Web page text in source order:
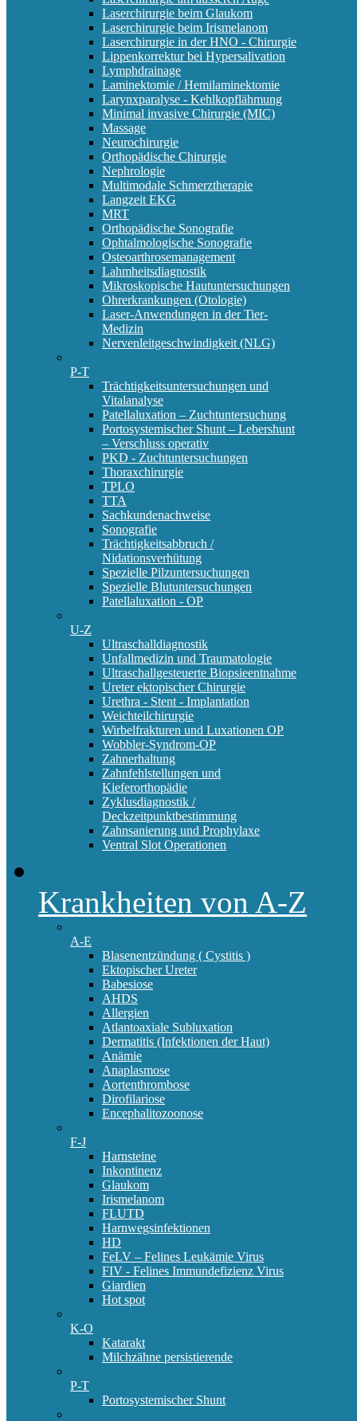
Laserchirurgie beim Glaukom
Laserchirurgie beim Irismelanom
Laserchirurgie in der HNO - Chirurgie
Lippenkorrektur bei Hypersalivation
Lymphdrainage
Laminektomie / Hemilaminektomie
Larynxparalyse - Kehlkopflähmung
Minimal invasive Chirurgie (MIC)
Massage
Neurochirurgie
Orthopädische Chirurgie
Nephrologie
Multimodale Schmerztherapie
Langzeit EKG
MRT
Orthopädische Sonografie
Ophtalmologische Sonografie
Osteoarthrosemanagement
Lahmheitsdiagnostik
Mikroskopische Hautuntersuchungen
Ohrerkrankungen (Otologie)
Laser-Anwendungen in der Tier-
Medizin
Nervenleitgeschwindigkeit (NLG)
P-T
Trächtigkeitsuntersuchungen und
Vitalanalyse
Patellaluxation – Zuchtuntersuchung
Portosystemischer Shunt – Lebershunt
– Verschluss operativ
PKD - Zuchtuntersuchungen
Thoraxchirurgie
TPLO
TTA
Sachkundenachweise
Sonografie
Trächtigkeitsabbruch /
Nidationsverhütung
Spezielle Pilzuntersuchungen
Spezielle Blutuntersuchungen
Patellaluxation - OP
U-Z
Ultraschalldiagnostik
Unfallmedizin und Traumatologie
Ultraschallgesteuerte Biopsieentnahme
Ureter ektopischer Chirurgie
Urethra - Stent - Implantation
Weichteilchirurgie
Wirbelfrakturen und Luxationen OP
Wobbler-Syndrom-OP
Zahnerhaltung
Zahnfehlstellungen und
Kieferorthopädie
Zyklusdiagnostik /
Deckzeitpunktbestimmung
Zahnsanierung und Prophylaxe
Ventral Slot Operationen
Krankheiten von A-Z
A-E
Blasenentzündung ( Cystitis )
Ektopischer Ureter
Babesiose
AHDS
Allergien
Atlantoaxiale Subluxation
Dermatitis (Infektionen der Haut)
Anämie
Anaplasmose
Aortenthrombose
Dirofilariose
Encephalitozoonose
F-J
Harnsteine
Inkontinenz
Glaukom
Irismelanom
FLUTD
Harnwegsinfektionen
HD
FeLV – Felines Leukämie Virus
FIV - Felines Immundefizienz Virus
Giardien
Hot spot
K-O
Katarakt
Milchzähne persistierende
P-T
Portosystemischer Shunt